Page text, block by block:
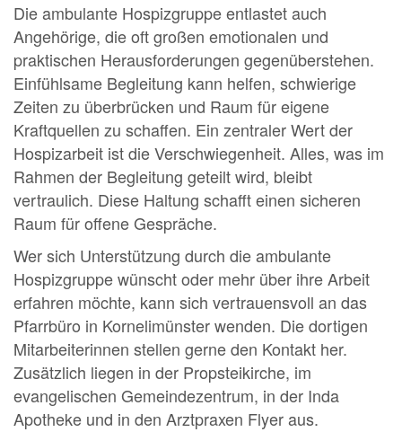
Die ambulante Hospizgruppe entlastet auch
Angehörige, die oft großen emotionalen und
praktischen Herausforderungen gegenüberstehen.
Einfühlsame Begleitung kann helfen, schwierige
Zeiten zu überbrücken und Raum für eigene
Kraftquellen zu schaffen. Ein zentraler Wert der
Hospizarbeit ist die Verschwiegenheit. Alles, was im
Rahmen der Begleitung geteilt wird, bleibt
vertraulich. Diese Haltung schafft einen sicheren
Raum für offene Gespräche.
Wer sich Unterstützung durch die ambulante
Hospizgruppe wünscht oder mehr über ihre Arbeit
erfahren möchte, kann sich vertrauensvoll an das
Pfarrbüro in Kornelimünster wenden. Die dortigen
Mitarbeiterinnen stellen gerne den Kontakt her.
Zusätzlich liegen in der Propsteikirche, im
evangelischen Gemeindezentrum, in der Inda
Apotheke und in den Arztpraxen Flyer aus.